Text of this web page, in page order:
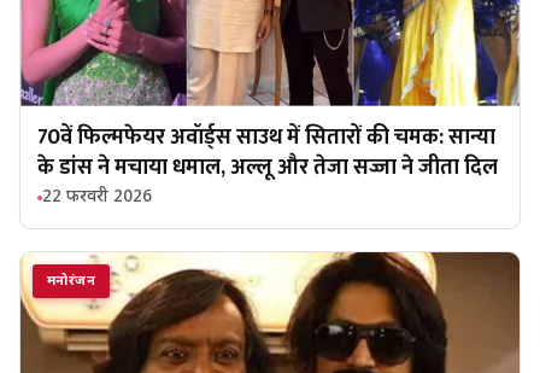
70वें फिल्मफेयर अवॉर्ड्स साउथ में सितारों की चमक: सान्या
के डांस ने मचाया धमाल, अल्लू और तेजा सज्जा ने जीता दिल
22 फरवरी 2026
मनोरंजन